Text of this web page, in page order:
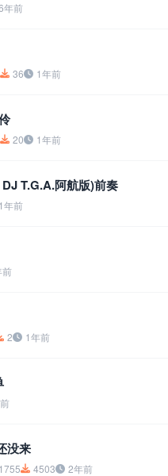
年前
36 1年前
20 1年前
T.G.A.阿航版)前奏
1年前
前
2 1年前
没来
4503 2年前